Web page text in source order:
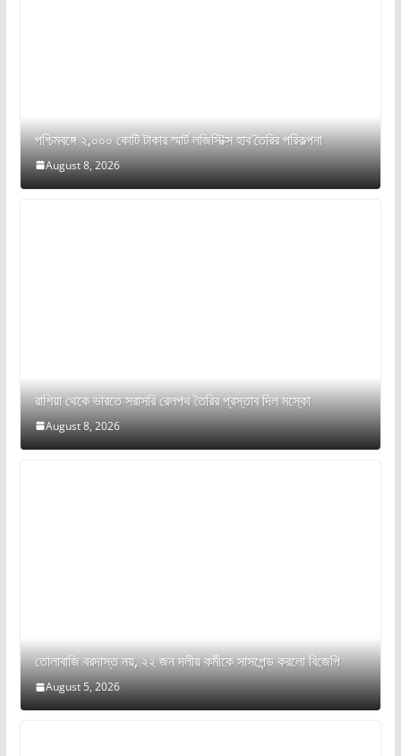
পশ্চিমবঙ্গে ২,০০০ কোটি টাকার স্মার্ট লজিস্টিক্স হাব তৈরির পরিকল্পনা
August 8, 2026
রাশিয়া থেকে ভারতে সরাসরি রেলপথ তৈরির প্রস্তাব দিল মস্কো
August 8, 2026
তোলাবাজি বরদাস্ত নয়, ২২ জন দলীয় কর্মীকে সাসপেন্ড করলো বিজেপি
August 5, 2026